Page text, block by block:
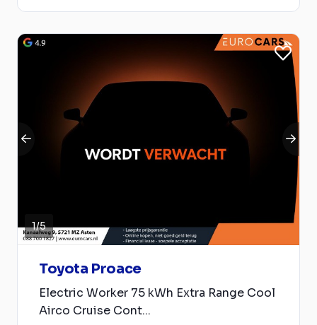
1/5
Toyota Proace
Electric Worker 75 kWh Extra Range Cool
Airco Cruise Cont...